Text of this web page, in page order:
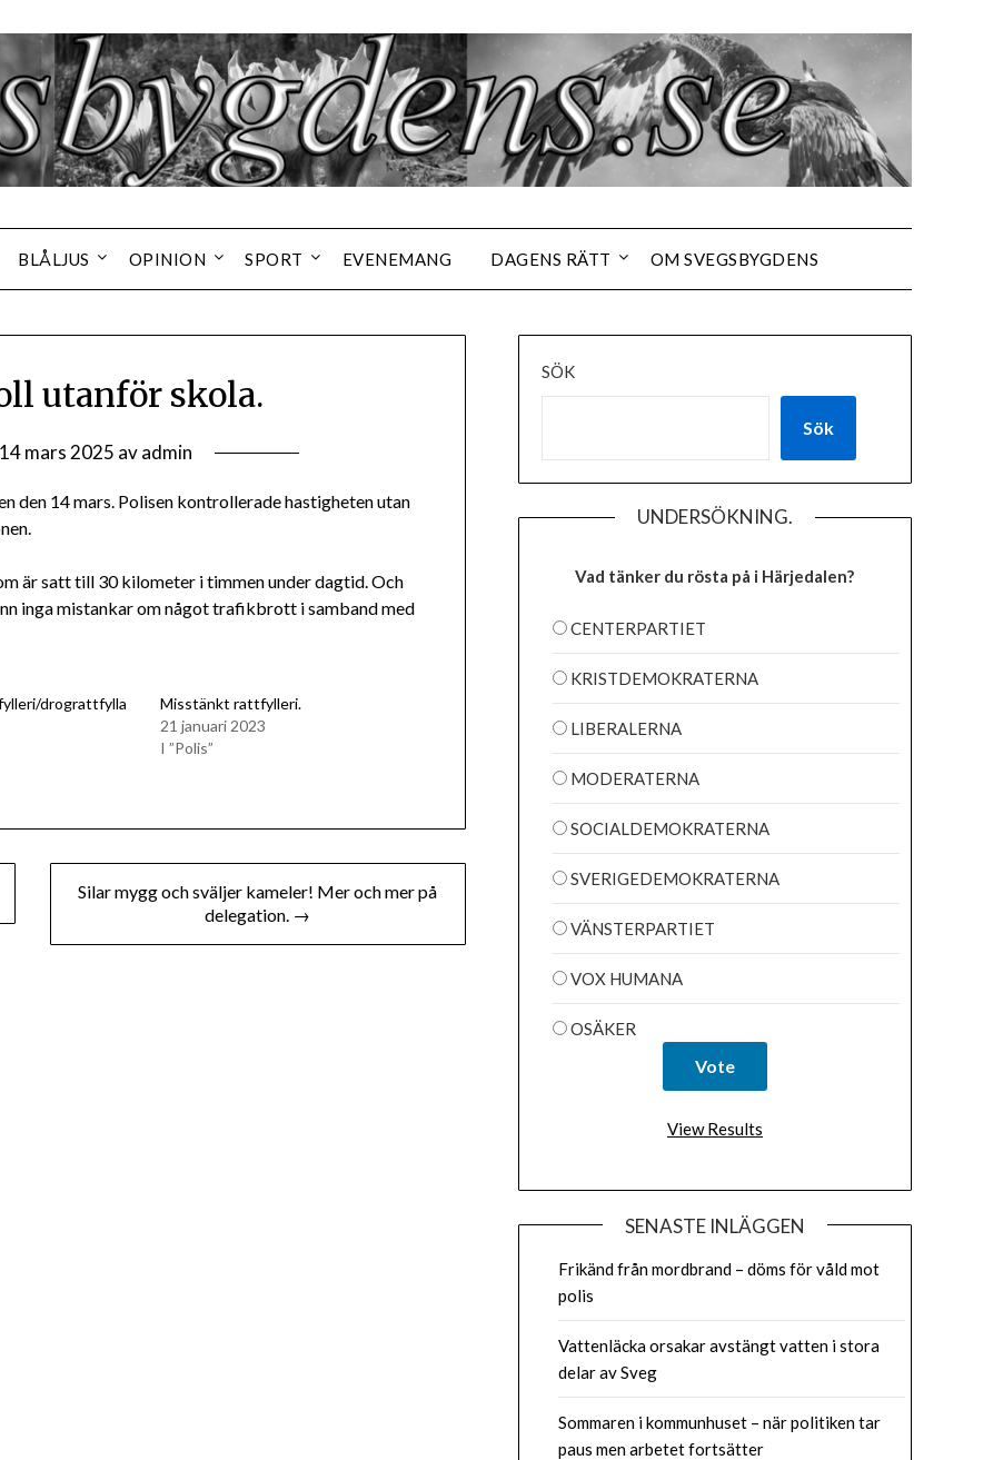
BLÅLJUS OPINION SPORT EVENEMANG DAGENS RÄTT OM SVEGSBYGDENS
utanför skola.
14 mars 2025 avadmin
den 14 mars. Polisen kontrollerade hastigheten utan
är satt till 30 kilometer i timmen under dagtid. Och
inga mistankar om något trafikbrott i samband med
drograttfylla
Misstänkt rattfylleri.
21 januari 2023
I ”Polis”
Silar mygg och sväljer kameler! Mer och mer på
delegation. →
SÖK
Sök
UNDERSÖKNING.
Vad tänker du rösta på i Härjedalen?
CENTERPARTIET
KRISTDEMOKRATERNA
LIBERALERNA
MODERATERNA
SOCIALDEMOKRATERNA
SVERIGEDEMOKRATERNA
VÄNSTERPARTIET
VOX HUMANA
OSÄKER
View Results
SENASTE INLÄGGEN
Frikänd från mordbrand – döms för våld mot
polis
Vattenläcka orsakar avstängt vatten i stora
delar av Sveg
Sommaren i kommunhuset – när politiken tar
paus men arbetet fortsätter